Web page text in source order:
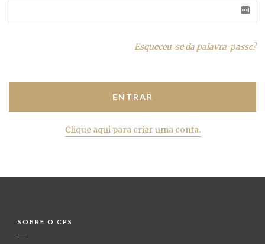
Esqueceu-se da palavra-passe?
Clique aqui para criar uma conta.
SOBRE O CPS